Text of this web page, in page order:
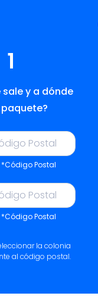
1
sale y a dónde
*Código Postal
*Código Postal
la colonia
al código postal.